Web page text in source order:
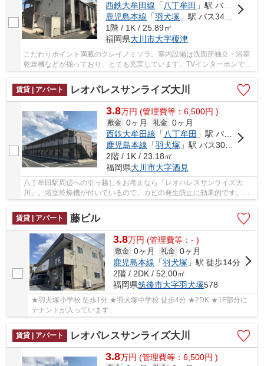
西鉄大牟田線 「八丁牟田 」駅 バス17分 「東町」 停歩4分
鹿児島本線 「羽犬塚 」駅 バス34分 「東町」 停歩4分
1階 / 1K / 25.89㎡
福岡県大川市大字榎津
こだわりポイント満載のクレイノミソラ。室内設備は洗面所独立・浴室
乾燥機などが揃っており、とても充実しています。TVインターホンで、
賃貸 | アパート
レオパレスサンライズ大川
3.8万円 (管理費等：6,500円 )
敷金 0ヶ月 礼金 0ヶ月
西鉄大牟田線 「八丁牟田 」駅 バス13分 「大川市役所」 停歩6分
鹿児島本線 「羽犬塚」駅 バス30分 「大川市役所」 停歩6分
2階 / 1K / 23.18㎡
福岡県大川市大字酒見
八丁牟田駅周辺への引っ越しをお考えなら「レオパレスサンライズ大
川」。浴室乾燥機が付いているので、カビの発生防止に効果的です。共
賃貸 | アパート
藤ビル
3.8万円 (管理費等：- )
敷金 0ヶ月 礼金 0ヶ月
鹿児島本線 「羽犬塚 」駅 徒歩14分
2階 / 2DK / 52.00㎡
福岡県筑後市大字羽犬塚578
★羽犬塚小学校 徒歩1分 ★羽犬塚中学校 徒歩4分 ★2DK ★1F部分に
テナントが入っています。
賃貸 | アパート レオパレスサンライズ大川
3.8万円 (管理費等：6,500円 )